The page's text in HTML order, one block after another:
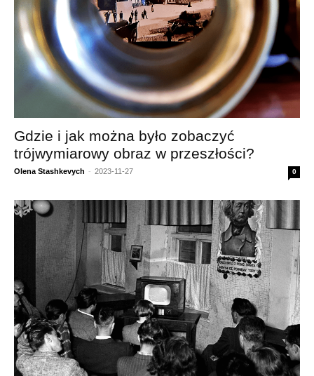
Gdzie i jak można było zobaczyć
trójwymiarowy obraz w przeszłości?
Olena Stashkevych - 2023-11-27 0